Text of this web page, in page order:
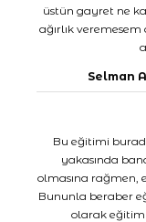
üstün gayret ne
ağırlık
Selman
Bu eğitimi
yakasında
olmasına rağmen,
Bununla beraber
olarak eğitim